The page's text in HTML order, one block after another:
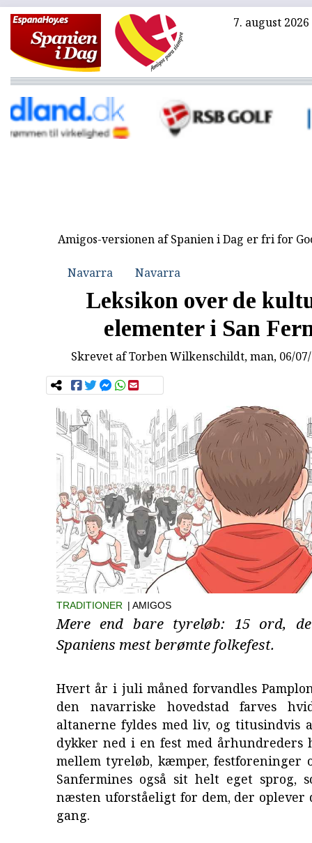
7. august 2026
Amigos-versionen af Spanien i Dag er fri for
Navarra Navarra
Leksikon over de
elementer i San
Skrevet afTorben Wilkenschildt, man, 06/
TRADITIONER | AMIGOS
Mere end bare tyreløb: 15 ord,
Spaniens mest berømte folkefest.
Hvert år i juli måned forvandles
den navarriske hovedstad farves
altanerne fyldes med liv, og titusindvis
dykker ned i en fest med århundreders
mellem tyreløb, kæmper, festforeninger
Sanfermines også sit helt eget sprog,
næsten uforståeligt for dem, der oplever
gang.